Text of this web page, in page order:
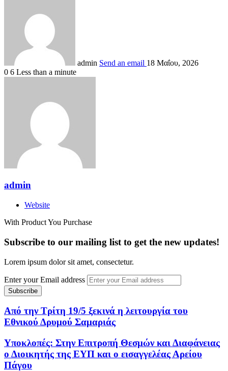
admin Send an email 18 Μαΐου, 2026
0 6 Less than a minute
admin
Website
With Product You Purchase
Subscribe to our mailing list to get the new updates!
Lorem ipsum dolor sit amet, consectetur.
Enter your Email address
Από την Τρίτη 19/5 ξεκινά η λειτουργία του
Εθνικού Δρυμού Σαμαριάς
Υποκλοπές: Στην Επιτροπή Θεσμών και Διαφάνειας
ο Διοικητής της ΕΥΠ και ο εισαγγελέας Αρείου
Πάγου